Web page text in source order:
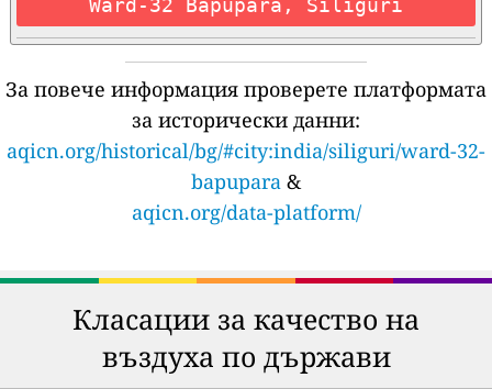
Ward-32 Bapupara, Siliguri
За повече информация проверете платформата
за исторически данни:
aqicn.org/historical/bg/#city:india/siliguri/ward-32-
bapupara &
aqicn.org/data-platform/
Класации за качество на
въздуха по държави